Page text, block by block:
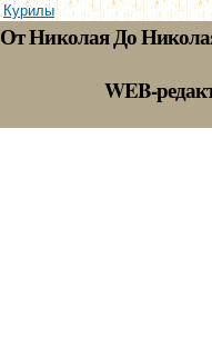
Курилы
От Николая До
WEB-